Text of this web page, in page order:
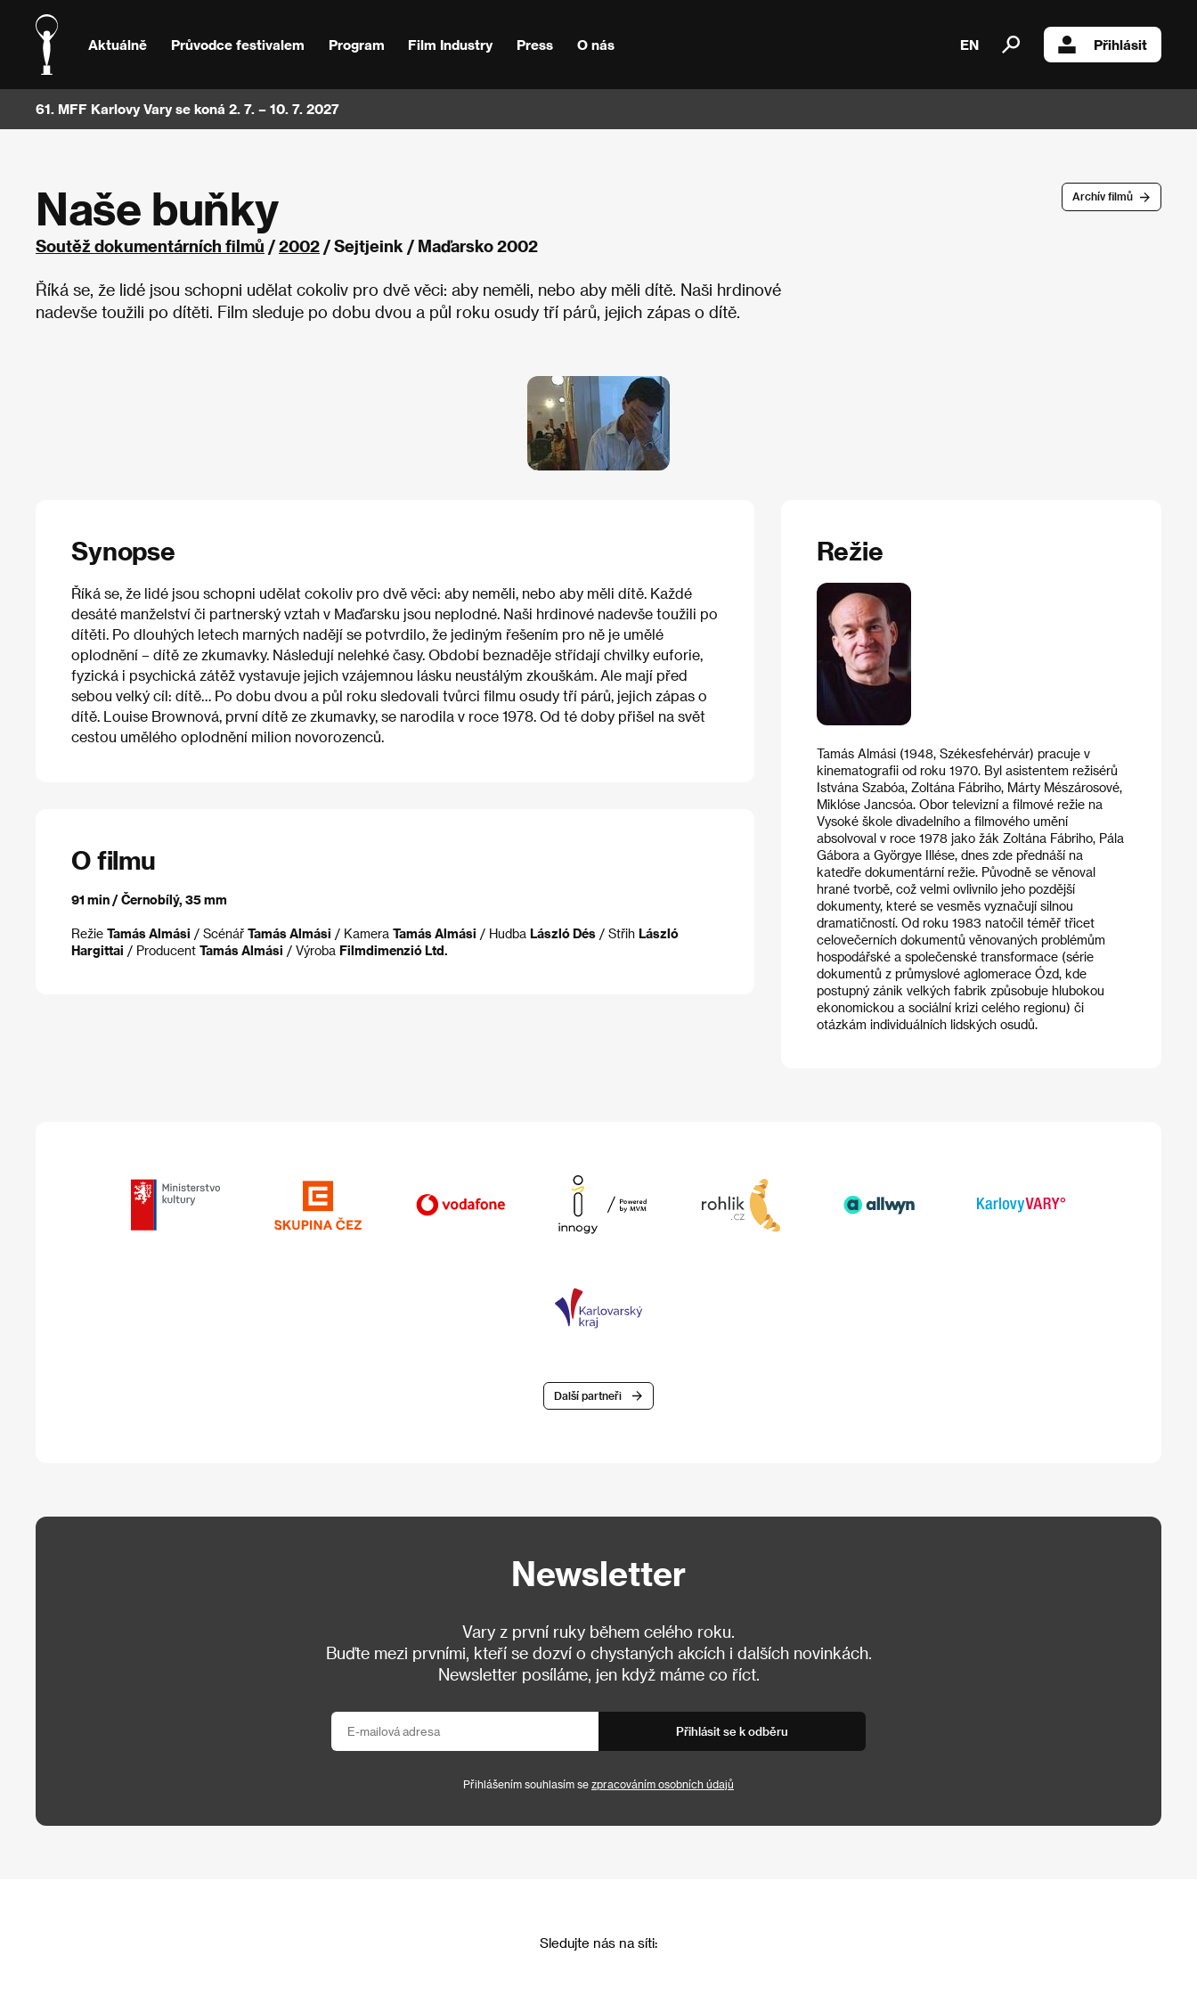
Aktuálně Průvodce festivalem Program Film Industry Press O nás EN Přihlásit
61. MFF Karlovy Vary se koná 2. 7. – 10. 7. 2027
Archív filmů
Naše buňky
Soutěž dokumentárních filmů /2002 / Sejtjeink / Maďarsko 2002
Říká se, že lidé jsou schopni udělat cokoliv pro dvě věci: aby neměli, nebo aby měli dítě. Naši hrdinové
nadevše toužili po dítěti. Film sleduje po dobu dvou a půl roku osudy tří párů, jejich zápas o dítě.
Synopse
Říká se, že lidé jsou schopni udělat cokoliv pro dvě věci: aby neměli, nebo aby měli dítě. Každé
desáté manželství či partnerský vztah v Maďarsku jsou neplodné. Naši hrdinové nadevše toužili po
dítěti. Po dlouhých letech marných nadějí se potvrdilo, že jediným řešením pro ně je umělé
oplodnění – dítě ze zkumavky. Následují nelehké časy. Období beznaděje střídají chvilky euforie,
fyzická i psychická zátěž vystavuje jejich vzájemnou lásku neustálým zkouškám. Ale mají před
sebou velký cíl: dítě… Po dobu dvou a půl roku sledovali tvůrci filmu osudy tří párů, jejich zápas o
dítě. Louise Brownová, první dítě ze zkumavky, se narodila v roce 1978. Od té doby přišel na svět
cestou umělého oplodnění milion novorozenců.
O filmu
91 min / Černobílý, 35 mm
Režie Tamás Almási / Scénář Tamás Almási / Kamera Tamás Almási / Hudba László Dés / Střih László
Hargittai / Producent Tamás Almási / Výroba Filmdimenzió Ltd.
Režie
Tamás Almási (1948, Székesfehérvár) pracuje v
kinematografii od roku 1970. Byl asistentem režisérů
Istvána Szabóa, Zoltána Fábriho, Márty Mészárosové,
Miklóse Jancsóa. Obor televizní a filmové režie na
Vysoké škole divadelního a filmového umění
absolvoval v roce 1978 jako žák Zoltána Fábriho, Pála
Gábora a Györgye Illése, dnes zde přednáší na
katedře dokumentární režie. Původně se věnoval
hrané tvorbě, což velmi ovlivnilo jeho pozdější
dokumenty, které se vesměs vyznačují silnou
dramatičností. Od roku 1983 natočil téměř třicet
celovečerních dokumentů věnovaných problémům
hospodářské a společenské transformace (série
dokumentů z průmyslové aglomerace Ózd, kde
postupný zánik velkých fabrik způsobuje hlubokou
ekonomickou a sociální krizi celého regionu) či
otázkám individuálních lidských osudů.
Další partneři
Newsletter
Vary z první ruky během celého roku.
Buďte mezi prvními, kteří se dozví o chystaných akcích i dalších novinkách.
Newsletter posíláme, jen když máme co říct.
Přihlásit se k odběru
Přihlášením souhlasím se zpracováním osobních údajů
Sledujte nás na síti: